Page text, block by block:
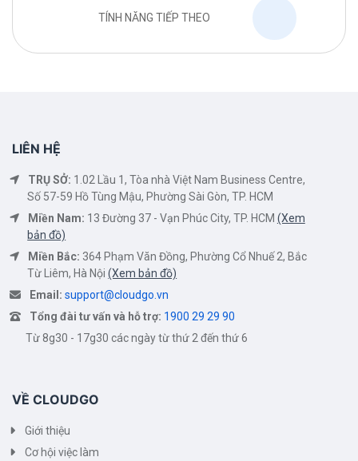
TÍNH NĂNG TIẾP THEO
LIÊN HỆ
TRỤ SỞ: 1.02 Lầu 1, Tòa nhà Việt Nam Business Centre,
Số 57-59 Hồ Tùng Mậu, Phường Sài Gòn, TP. HCM
Miền Nam: 13 Đường 37 - Vạn Phúc City, TP. HCM (Xem
bản đồ)
Miền Bắc: 364 Phạm Văn Đồng, Phường Cổ Nhuế 2, Bắc
Từ Liêm, Hà Nội(Xem bản đồ)
Email: support@cloudgo.vn
Tổng đài tư vấn và hỗ trợ: 1900 29 29 90
Từ 8g30 - 17g30 các ngày từ thứ 2 đến thứ 6
VỀ CLOUDGO
Giới thiệu
Cơ hội việc làm